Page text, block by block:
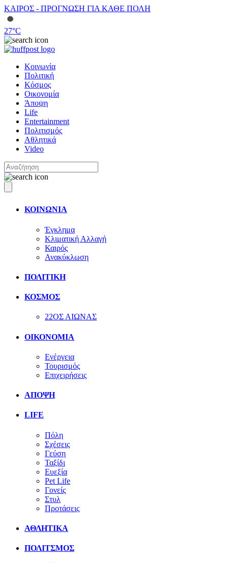
ΚΑΙΡΟΣ - ΠΡΟΓΝΩΣΗ ΓΙΑ ΚΑΘΕ ΠΟΛΗ
27°C
Κοινωνία
Πολιτική
Κόσμος
Οικονομία
Άποψη
Life
Entertainment
Πολιτισμός
Αθλητικά
Video
ΚΟΙΝΩΝΙΑ
Έγκλημα
Κλιματική Αλλαγή
Καιρός
Ανακύκλωση
ΠΟΛΙΤΙΚΗ
ΚΟΣΜΟΣ
22ΟΣ ΑΙΩΝΑΣ
ΟΙΚΟΝΟΜΙΑ
Ενέργεια
Τουρισμός
Επιχειρήσεις
ΑΠΟΨΗ
LIFE
Πόλη
Σχέσεις
Γεύση
Ταξίδι
Ευεξία
Pet Life
Γονείς
Στυλ
Προτάσεις
ΑΘΛΗΤΙΚΑ
ΠΟΛΙΤΣΜΟΣ